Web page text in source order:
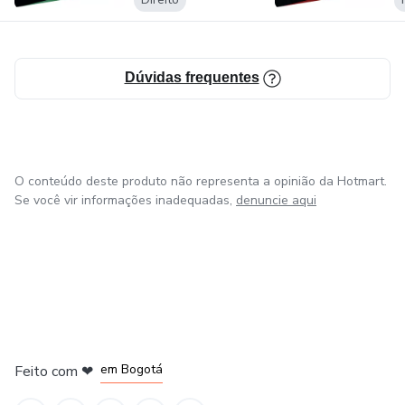
comigo?
Dúvidas frequentes
O conteúdo deste produto não representa a opinião da Hotmart.
Se você vir informações inadequadas, denuncie aqui
Feito com ❤ em Bogotá